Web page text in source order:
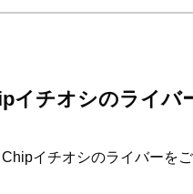
イチオシのライバ
イチオシのライバーを